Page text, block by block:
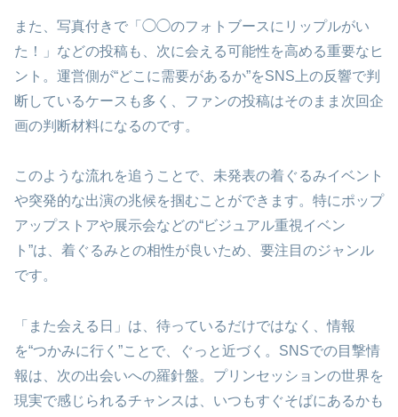
また、写真付きで「◯◯のフォトブースにリップルがい
た！」などの投稿も、次に会える可能性を高める重要なヒ
ント。運営側が“どこに需要があるか”をSNS上の反響で判
断しているケースも多く、ファンの投稿はそのまま次回企
画の判断材料になるのです。
このような流れを追うことで、未発表の着ぐるみイベント
や突発的な出演の兆候を掴むことができます。特にポップ
アップストアや展示会などの“ビジュアル重視イベン
ト”は、着ぐるみとの相性が良いため、要注目のジャンル
です。
「また会える日」は、待っているだけではなく、情報
を“つかみに行く”ことで、ぐっと近づく。SNSでの目撃情
報は、次の出会いへの羅針盤。プリンセッションの世界を
現実で感じられるチャンスは、いつもすぐそばにあるかも